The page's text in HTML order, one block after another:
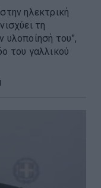
ηλεκτρική
τη
υλοποίησή του”,
του γαλλικού